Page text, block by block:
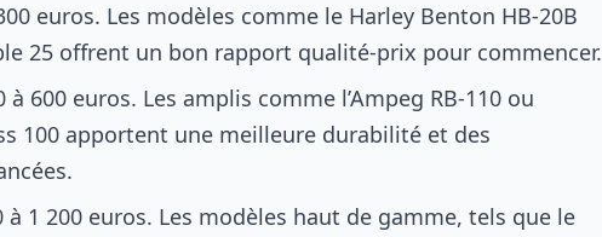
euros. Les modèles comme le Harley Benton HB-20B
25 offrent un bon rapport qualité-prix pour commencer.
600 euros. Les amplis comme l’Ampeg RB-110 ou
100 apportent une meilleure durabilité et des
1 200 euros. Les modèles haut de gamme, tels que le